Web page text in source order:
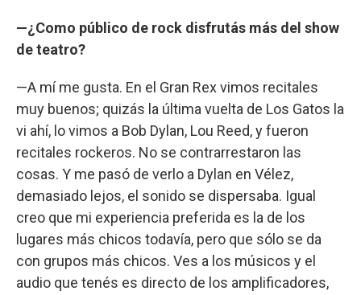
—¿Como público de rock disfrutás más del show
de teatro?
—A mí me gusta. En el Gran Rex vimos recitales
muy buenos; quizás la última vuelta de Los Gatos la
vi ahí, lo vimos a Bob Dylan, Lou Reed, y fueron
recitales rockeros. No se contrarrestaron las
cosas. Y me pasó de verlo a Dylan en Vélez,
demasiado lejos, el sonido se dispersaba. Igual
creo que mi experiencia preferida es la de los
lugares más chicos todavía, pero que sólo se da
con grupos más chicos. Ves a los músicos y el
audio que tenés es directo de los amplificadores,